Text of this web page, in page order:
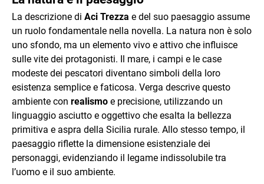
La descrizione di Aci Trezza e del suo paesaggio assume
un ruolo fondamentale nella novella. La natura non è solo
uno sfondo, ma un elemento vivo e attivo che influisce
sulle vite dei protagonisti. Il mare, i campi e le case
modeste dei pescatori diventano simboli della loro
esistenza semplice e faticosa. Verga descrive questo
ambiente con realismo e precisione, utilizzando un
linguaggio asciutto e oggettivo che esalta la bellezza
primitiva e aspra della Sicilia rurale. Allo stesso tempo, il
paesaggio riflette la dimensione esistenziale dei
personaggi, evidenziando il legame indissolubile tra
l’uomo e il suo ambiente.